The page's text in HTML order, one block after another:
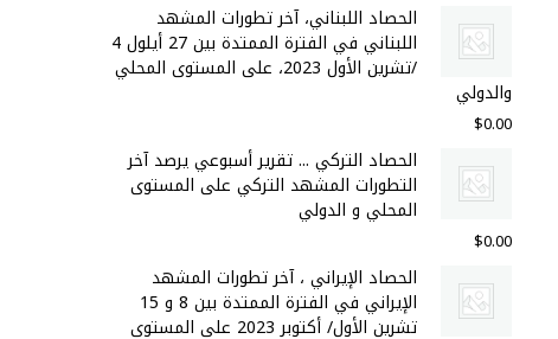
الحصاد اللبناني، آخر تطورات المشهد
اللبناني في الفترة الممتدة بين 27 أيلول 4
/تشرين الأول 2023، على المستوى المحلي
والدولي
$0.00
الحصاد التركي ... تقرير أسبوعي يرصد آخر
التطورات المشهد التركي على المستوى
المحلي و الدولي
$0.00
الحصاد الإيراني ، آخر تطورات المشهد
الإيراني في الفترة الممتدة بين 8 و 15
تشرين الأول/ أكتوبر 2023 على المستوى